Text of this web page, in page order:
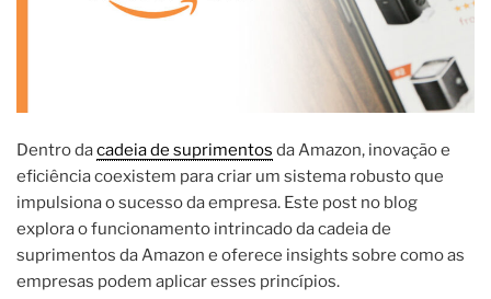
Dentro dacadeia de suprimentos da Amazon, inovação e
eficiência coexistem para criar um sistema robusto que
impulsiona o sucesso da empresa. Este post no blog
explora o funcionamento intrincado da cadeia de
suprimentos da Amazon e oferece insights sobre como as
empresas podem aplicar esses princípios.